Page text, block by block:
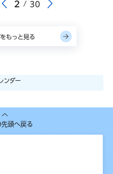
2 30
もっと見る
ンダー
頭へ戻る